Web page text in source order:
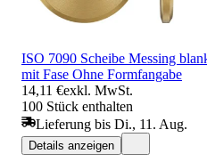
ISO 7090 Scheibe Messing
mit Fase Ohne Formfangabe
14,11 €exkl. MwSt.
100 Stück enthalten
Lieferung bis Di., 11. Aug.
Details anzeigen